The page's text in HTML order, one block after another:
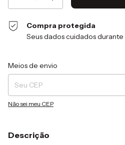
Compra protegida
Seus dados cuidados
Entregas para o CEP:
Meios de envio
Não sei meu CEP
Descrição